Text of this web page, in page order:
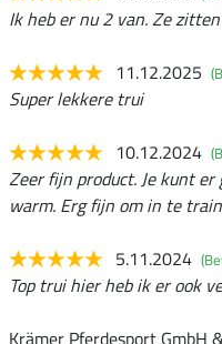
Ik heb er nu 2 van. Ze
11.12.2025
Super lekkere trui
10.12.2024
Zeer fijn product. Je kunt
warm. Erg fijn om in te
5.11.2024
Top trui hier heb ik er ook
Krämer Pferdesport GmbH